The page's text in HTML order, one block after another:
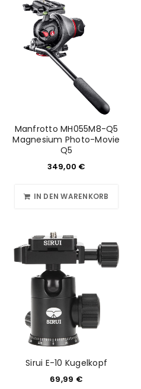
Manfrotto MH055M8-Q5
Magnesium Photo-Movie
Q5
349,00 €
IN DEN WARENKORB
Sirui E-10 Kugelkopf
69,99 €